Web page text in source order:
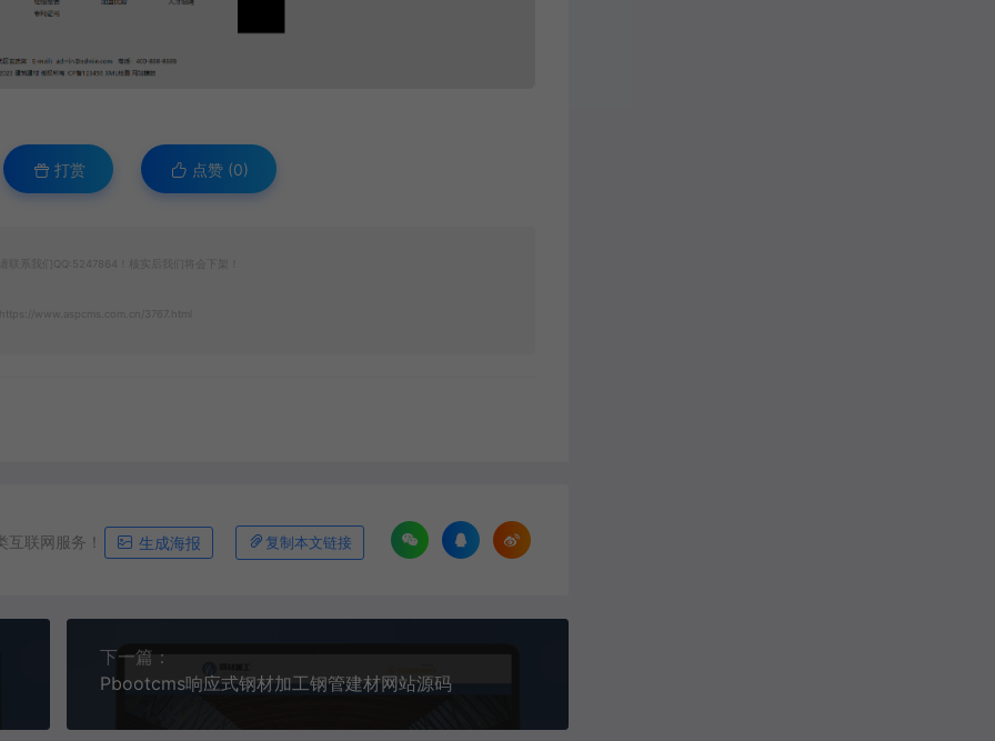
打赏 点赞 (0)
系我们QQ:5247864！核实后我们将会下架！
www.aspcms.com.cn/3767.html
联网服务！ 生成海报 复制本文链接
下一篇：
Pbootcms响应式钢材加工钢管建材网站源码